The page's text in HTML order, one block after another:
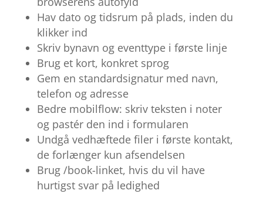
Hav dato og tidsrum på plads, inden du
klikker ind
Skriv bynavn og eventtype i første linje
Brug et kort, konkret sprog
Gem en standardsignatur med navn,
telefon og adresse
Bedre mobilflow: skriv teksten i noter
og pastér den ind i formularen
Undgå vedhæftede filer i første kontakt,
de forlænger kun afsendelsen
Brug /book-linket, hvis du vil have
hurtigst svar på ledighed